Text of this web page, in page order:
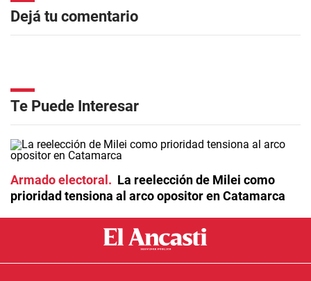
Dejá tu comentario
Te Puede Interesar
Armado electoral
La reelección de Milei como
prioridad tensiona al arco opositor en Catamarca